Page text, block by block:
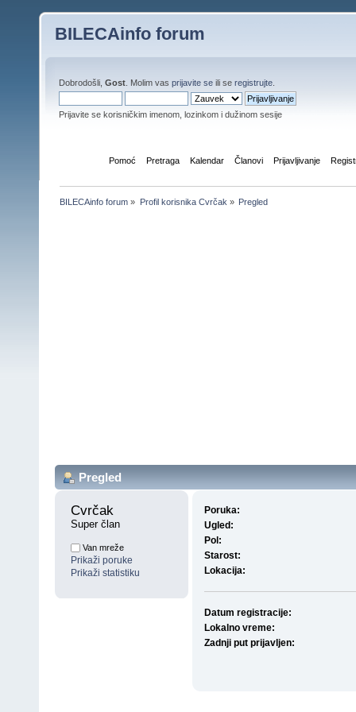
BILECAinfo forum
Dobrodošli, Gost . Molim vas prijavite se ili se registrujte
Prijavite se korisničkim imenom, lozinkom i dužinom sesije
Pomoć Pretraga Kalendar Članovi Prijavljivanje
BILECAinfo forum » Profil korisnika Cvrčak » Pregled
Pregled
Cvrčak
Super član
Van mreže
Prikaži poruke
Prikaži statistiku
Poruka:
Ugled:
Pol:
Starost:
Lokacija:
Datum registracije:
Lokalno vreme:
Zadnji put prijavljen: